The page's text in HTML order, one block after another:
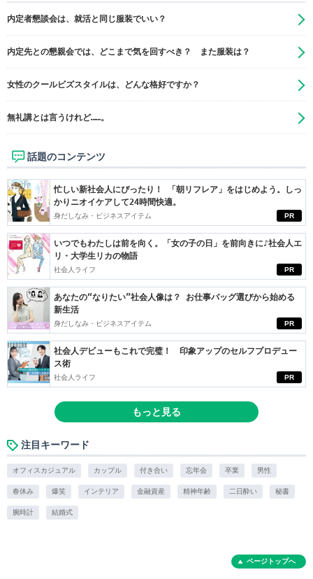
内定者懇談会は、就活と同じ服装でいい？
内定先との懇親会では、どこまで気を回すべき？ また服装は？
女性のクールビズスタイルは、どんな格好ですか？
無礼講とは言うけれど……。
話題のコンテンツ
PR
忙しい新社会人にぴったり！ 「朝リフレア」をはじめよう。しっ
かりニオイケアして24時間快適。
身だしなみ・ビジネスアイテム
PR
いつでもわたしは前を向く。「女の子の日」を前向きに♪社会人エ
リ・大学生リカの物語
社会人ライフ
PR
あなたの“なりたい”社会人像は？ お仕事バッグ選びから始める
新生活
身だしなみ・ビジネスアイテム
PR
社会人デビューもこれで完璧！ 印象アップのセルフプロデュー
ス術
社会人ライフ
もっと見る
注目キーワード
オフィスカジュアル カップル 付き合い 忘年会 卒業 男性
春休み 爆笑 インテリア 金融資産 精神年齢 二日酔い 秘書
腕時計 結婚式
ページトップへ